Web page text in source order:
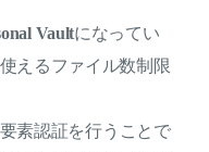
Vaultになってい
えるファイル数制限
素認証を行うことで